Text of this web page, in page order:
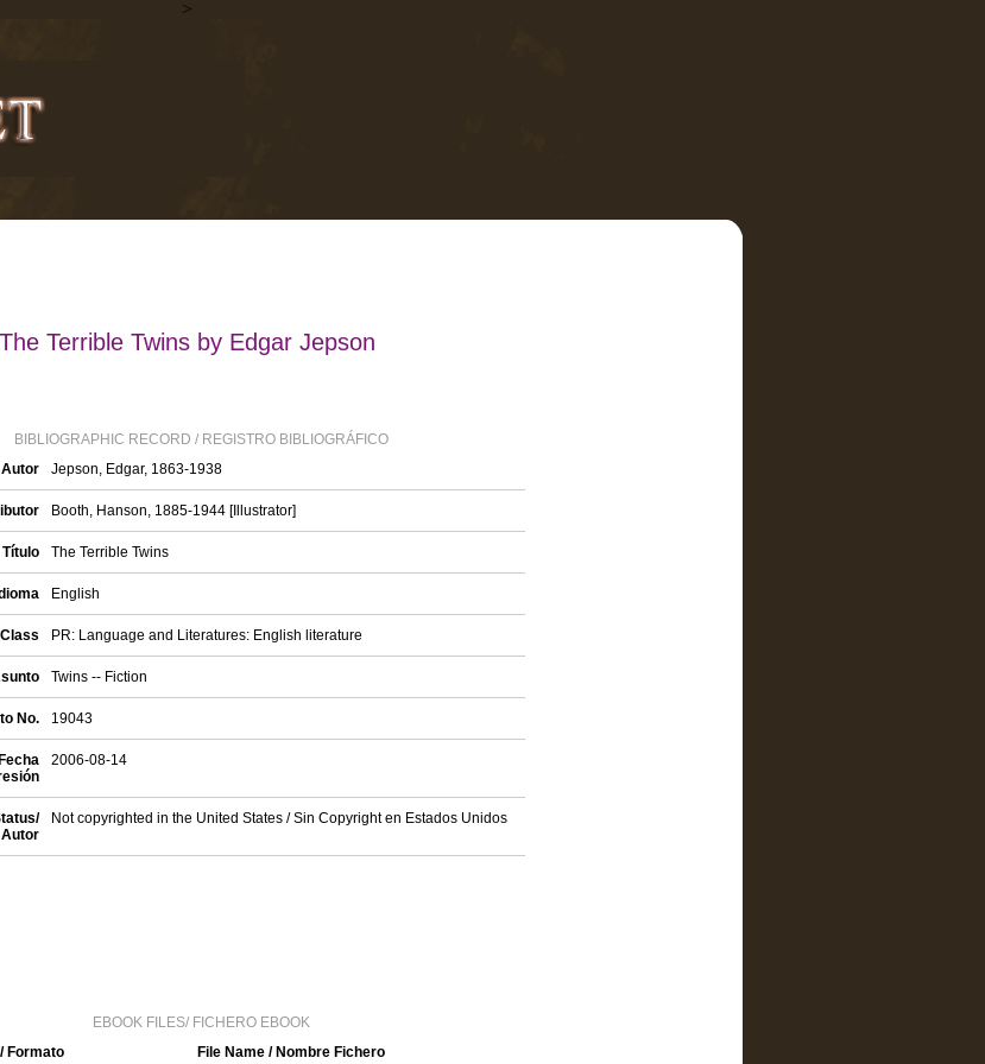
>
The Terrible Twins by Edgar Jepson
BIBLIOGRAPHIC RECORD / REGISTRO BIBLIOGRÁFICO
Jepson, Edgar, 1863-1938
Booth, Hanson, 1885-1944 [Illustrator]
The Terrible Twins
English
PR: Language and Literatures: English literature
Twins -- Fiction
No. 19043
2006-08-14
Not copyrighted in the United States / Sin Copyright en Estados Unidos
EBOOK FILES/ FICHERO EBOOK
Formato
File Name / Nombre Fichero